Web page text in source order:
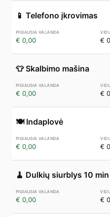
📱 Telefono įkrovimas
€ 0,00 €
👕 Skalbimo mašina
€ 0,00 €
🍽️ Indaplovė
€ 0,00 €
🧹 Dulkių siurblys 10 min
€ 0,00 €